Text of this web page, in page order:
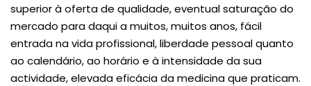
superior à oferta de qualidade, eventual saturação do
mercado para daqui a muitos, muitos anos, fácil
entrada na vida profissional, liberdade pessoal quanto
ao calendário, ao horário e à intensidade da sua
actividade, elevada eficácia da medicina que praticam.